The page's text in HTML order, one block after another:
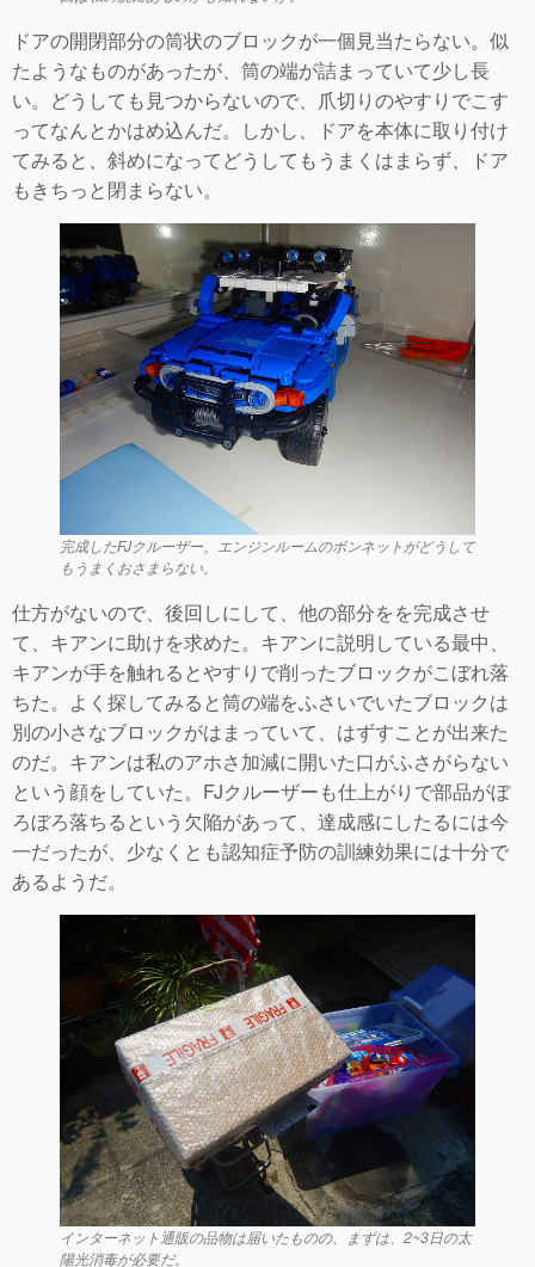
ドアの開閉部分の筒状のブロックが一個見当たらない。似
たようなものがあったが、筒の端が詰まっていて少し長
い。どうしても見つからないので、爪切りのやすりでこす
ってなんとかはめ込んだ。しかし、ドアを本体に取り付け
てみると、斜めになってどうしてもうまくはまらず、ドア
もきちっと閉まらない。
完成したFJクルーザー。エンジンルームのボンネットがどうして
もうまくおさまらない。
仕方がないので、後回しにして、他の部分をを完成させ
て、キアンに助けを求めた。キアンに説明している最中、
キアンが手を触れるとやすりで削ったブロックがこぼれ落
ちた。よく探してみると筒の端をふさいでいたブロックは
別の小さなブロックがはまっていて、はずすことが出来た
のだ。キアンは私のアホさ加減に開いた口がふさがらない
という顔をしていた。FJクルーザーも仕上がりで部品がぼ
ろぼろ落ちるという欠陥があって、達成感にしたるには今
一だったが、少なくとも認知症予防の訓練効果には十分で
あるようだ。
インターネット通販の品物は届いたものの、まずは、2~3日の太
陽光消毒が必要だ。